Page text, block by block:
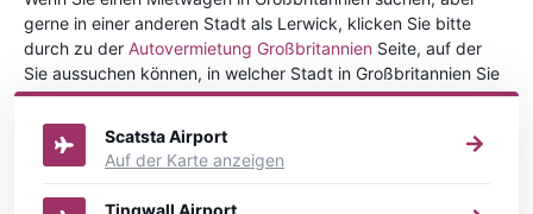
gerne in einer anderen Stadt als Lerwick, klicken Sie bitte
durch zu der Autovermietung Großbritannien Seite, auf der
Sie aussuchen können, in welcher Stadt in Großbritannien Sie
Ihr Fahrzeug mieten wollen.
Scatsta Airport
Auf der Karte anzeigen
Tingwall Airport